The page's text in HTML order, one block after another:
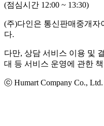
(점심시간 12:00 ~ 13:30)
(주)다인은 통신판매중개자
다.
다만, 상담 서비스 이용 및
대 등 서비스 운영에 관한
ⓒ Humart Company Co., Ltd.